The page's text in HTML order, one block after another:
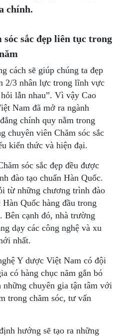
chính.
sóc sắc đẹp liên tục trong
cách sẽ giúp chúng ta đẹp
2/3 nhân lực trong lĩnh vực
lẫn nhau”. Vì vậy Cao
Nam đã mở ra ngành
chính quy nằm trong
chuyên viên Chăm sóc sắc
kiến thức và hiện đại.
sóc sắc đẹp đều được
đào tạo chuẩn Hàn Quốc.
từ những chương trình đào
Quốc hàng đầu trong
Bên cạnh đó, nhà trường
dạy các công nghệ và xu
nhất.
Y dược Việt Nam có đội
có hàng chục năm gắn bó
chuyên gia tận tâm với
trong chăm sóc, tư vấn
hướng sẽ tạo ra những